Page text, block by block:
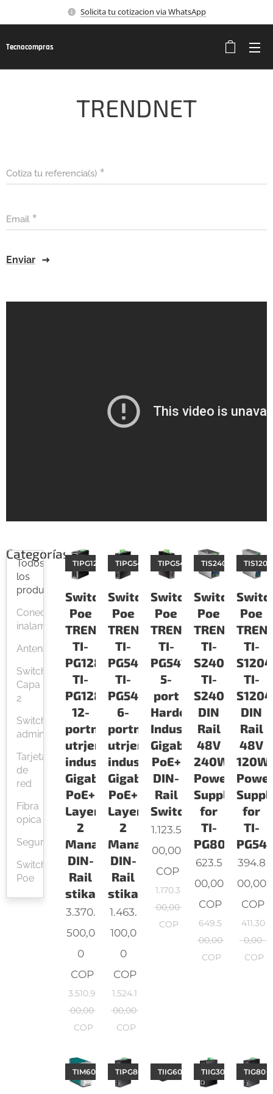
Solicita tu cotizacion via WhatsApp
Tecnocompras
TRENDNET
Cotiza tu referencia(s)
Email
Enviar
Categorías
Todos
los
productos
Conectividad
inalambrica
Antenas
Switches
Capa
2
Switches
administrables
Tarjetas
de
red
Fibra
opica
Seguridad
Switches
Poe
Switches
Poe
TRENDNET
TI-
PG1284i
TI-
PG1284i
12-
portno
utrjeno
industrijsko
Gigabit
PoE+
Layer
2
Managed
DIN-
Rail
stikalo
TIPG1284i
3.370.
500,0
0
COP
3.510.9
00,00
COP
Switches
Poe
TRENDNET
TI-
PG541i
TI-
PG541i
6-
portno
utrjeno
industrijsko
Gigabit
PoE+
Layer
2
Managed
DIN-
Rail
stikalo
TIPG541i
1.463.
100,0
0
COP
1.524.1
00,00
COP
Switches
Poe
TRENDNET
TI-
PG541
5-
port
Hardened
Industrial
Gigabit
PoE+
DIN-
Rail
Switch
TIPG541
1.123.5
00,00
COP
1.170.3
00,00
COP
Switches
Poe
TRENDNET
TI-
S24048
TI-
S24048
DIN
Rail
48V
240W
Power
Supply
for
TI-
PG80
TIS24048
623.5
00,00
COP
649.5
00,00
COP
Poe
TI-
TI-
DIN
Rail
48V
120W
for
TI-
PG541
394.8
00,00
COP
411.30
0,00
COP
TIM6024 TIPG80 TIIG60 TIIG30 TIG80